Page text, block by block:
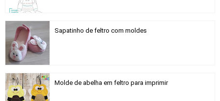
Sapatinho de feltro com moldes
Molde de abelha em feltro para imprimir